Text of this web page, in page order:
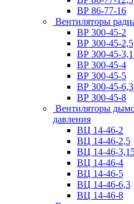
ВР 86-77-16
Вентиляторы
ВР 300-45-2
ВР 300-45-2,5
ВР 300-45-
ВР 300-45-4
ВР 300-45-5
ВР 300-45-6,3
ВР 300-45-8
Вентиляторы
давления
ВЦ 14-46-2
ВЦ 14-46-2,5
ВЦ 14-46-
ВЦ 14-46-4
ВЦ 14-46-5
ВЦ 14-46-6,3
ВЦ 14-46-8